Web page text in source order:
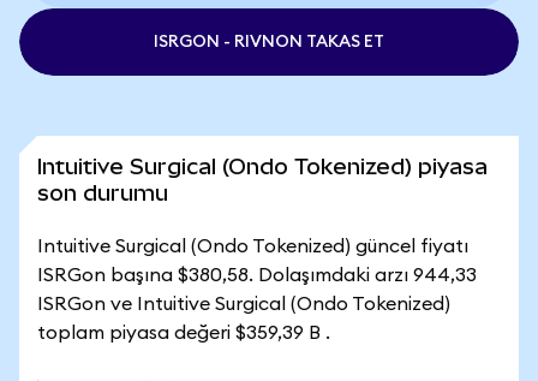
ISRGON - RIVNON TAKAS ET
Intuitive Surgical (Ondo Tokenized) piyasa
son durumu
Intuitive Surgical (Ondo Tokenized) güncel fiyatı
ISRGon başına $380,58. Dolaşımdaki arzı 944,33
ISRGon ve Intuitive Surgical (Ondo Tokenized)
toplam piyasa değeri $359,39 B .